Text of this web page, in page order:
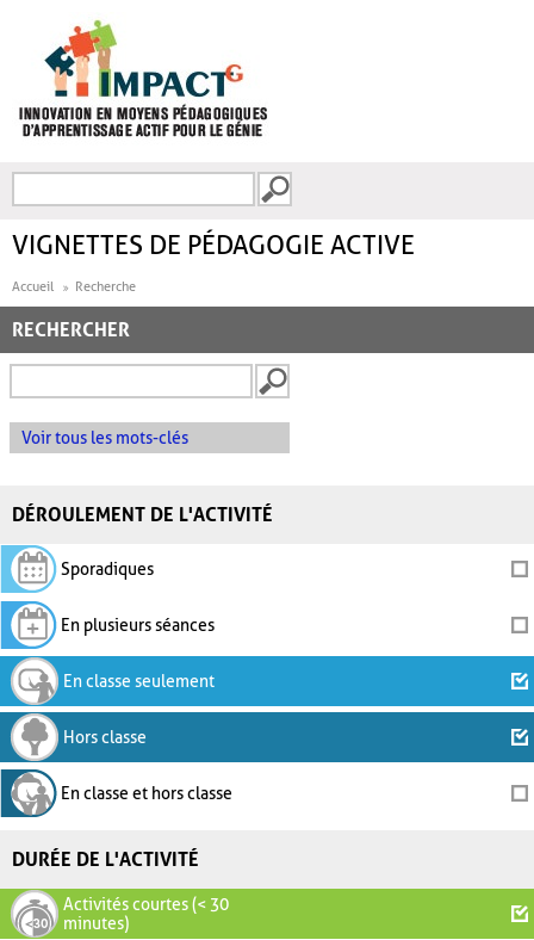
FORMULAIRE DE
VIGNETTES DE PÉDAGOGIE ACTIVE
Accueil Recherche
RECHERCHER
Voir tous les mots-clés
DÉROULEMENT DE L'ACTIVITÉ
Sporadiques
En plusieurs séances
En classe seulement
Hors classe
En classe et hors classe
DURÉE DE L'ACTIVITÉ
Activités courtes (< 30
minutes)